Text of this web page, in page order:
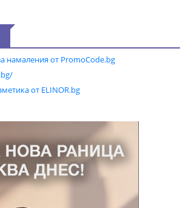
намаления от PromoCode.bg
от ELINOR.bg